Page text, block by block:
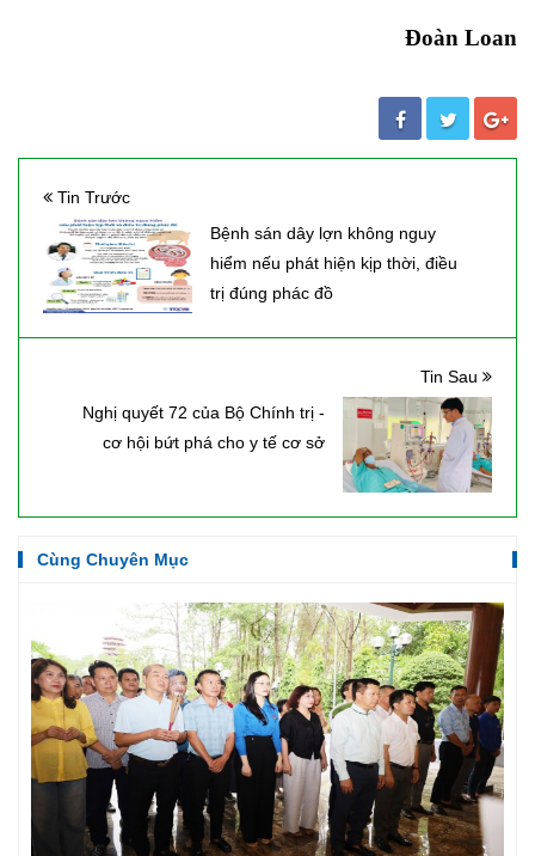
Đoàn Loan
Tin Trước
Bệnh sán dây lợn không nguy
hiểm nếu phát hiện kịp thời, điều
trị đúng phác đồ
Tin Sau
Nghị quyết 72 của Bộ Chính trị -
cơ hội bứt phá cho y tế cơ sở
Cùng Chuyên Mục